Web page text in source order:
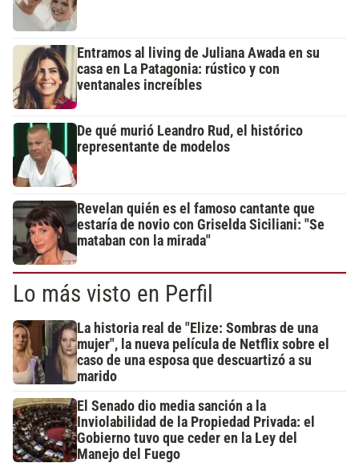
Entramos al living de Juliana Awada en su
casa en La Patagonia: rústico y con
ventanales increíbles
De qué murió Leandro Rud, el histórico
representante de modelos
Revelan quién es el famoso cantante que
estaría de novio con Griselda Siciliani: "Se
mataban con la mirada"
Lo más visto en Perfil
La historia real de "Elize: Sombras de una
mujer", la nueva película de Netflix sobre el
caso de una esposa que descuartizó a su
marido
El Senado dio media sanción a la
Inviolabilidad de la Propiedad Privada: el
Gobierno tuvo que ceder en la Ley del
Manejo del Fuego